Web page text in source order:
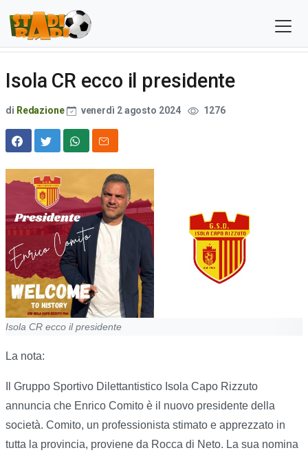
Isola CR ecco il presidente
di Redazione venerdì 2 agosto 2024 1276
Isola CR ecco il presidente
La nota:
Il Gruppo Sportivo Dilettantistico Isola Capo Rizzuto
annuncia che Enrico Comito è il nuovo presidente della
società. Comito, un professionista stimato e apprezzato in
tutta la provincia, proviene da Rocca di Neto. La sua nomina